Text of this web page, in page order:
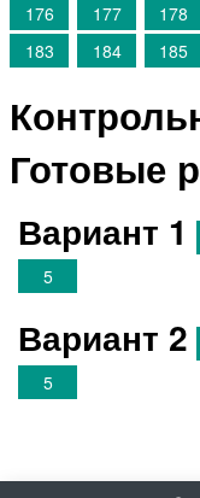
176
177 178
183
184 185
Готовые
Вариант 1
5
Вариант 2
5